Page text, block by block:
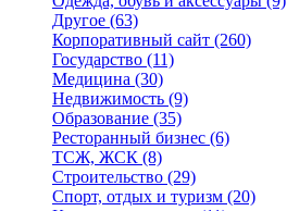
Другое (63)
Корпоративный сайт (260)
Государство (11)
Медицина (30)
Недвижимость (9)
Образование (35)
Ресторанный бизнес (6)
ТСЖ, ЖСК (8)
Строительство (29)
Спорт, отдых и туризм (20)